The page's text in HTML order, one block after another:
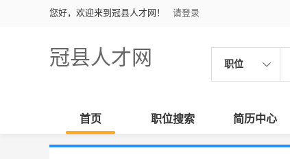
您好，欢迎来到冠县人才网！ 请登录
冠县人才网 职位
首页 职位搜索 简历中心